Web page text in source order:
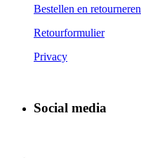
Bestellen en retourneren
Retourformulier
Privacy
Social media